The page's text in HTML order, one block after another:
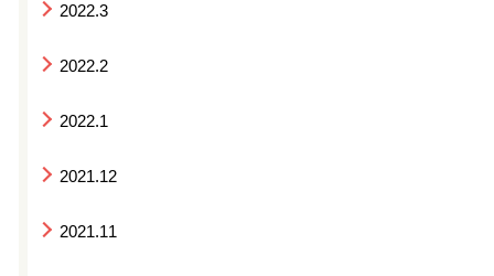
2022.3
2022.2
2022.1
2021.12
2021.11